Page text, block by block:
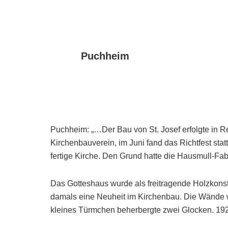
Puchheim
Puchheim: „…Der Bau von St. Josef erfolgte in
Kirchenbauverein, im Juni fand das Richtfest
fertige Kirche. Den Grund hatte die Hausmull-
Das Gotteshaus wurde als freitragende
damals eine Neuheit im Kirchenbau. Die
kleines Türmchen beherbergte zwei Glocken.